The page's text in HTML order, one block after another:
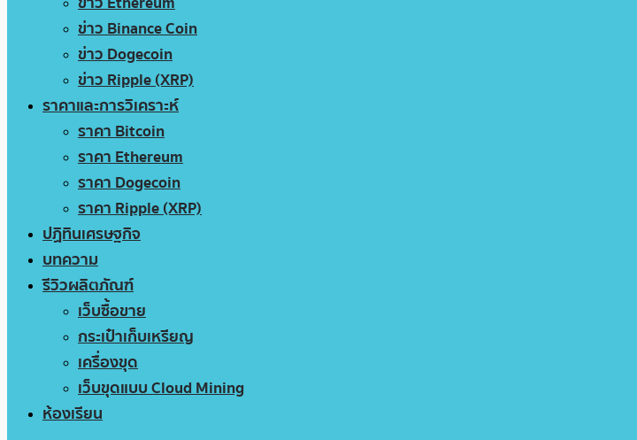
ข่าว Binance Coin
ข่าว Dogecoin
ข่าว Ripple (XRP)
ราคาและการวิเคราะห์
ราคา Bitcoin
ราคา Ethereum
ราคา Dogecoin
ราคา Ripple (XRP)
ปฏิทินเศรษฐกิจ
บทความ
รีวิวผลิตภัณฑ์
เว็บซื้อขาย
กระเป๋าเก็บเหรียญ
เครื่องขุด
เว็บขุดแบบ Cloud Mining
ห้องเรียน